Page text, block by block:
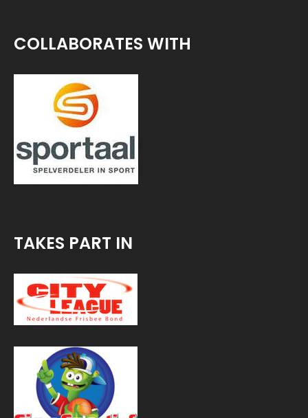
COLLABORATES WITH
TAKES PART IN